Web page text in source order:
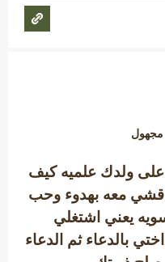
مجهول
على ولدك علميه كيف
معه بهدوء وحب
يعني اشتغلي
بالدعاء ثم الدعاء